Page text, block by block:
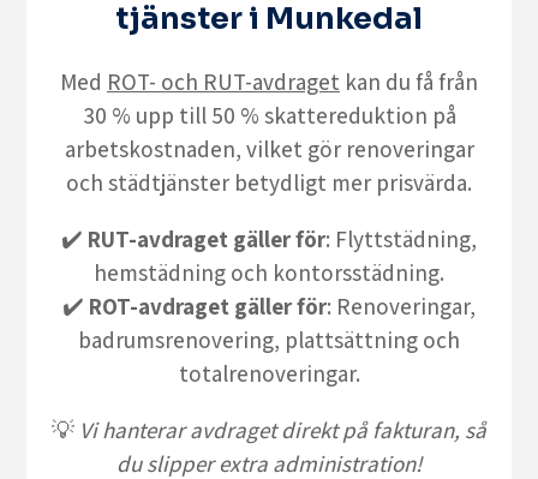
tjänster i Munkedal
Med ROT- och RUT-avdraget kan du få från
30 % upp till 50 % skattereduktion på
arbetskostnaden, vilket gör renoveringar
och städtjänster betydligt mer prisvärda.
✔️ RUT-avdraget gäller för: Flyttstädning,
hemstädning och kontorsstädning.
✔️ ROT-avdraget gäller för: Renoveringar,
badrumsrenovering, plattsättning och
totalrenoveringar.
💡 Vi hanterar avdraget direkt på fakturan, så
du slipper extra administration!